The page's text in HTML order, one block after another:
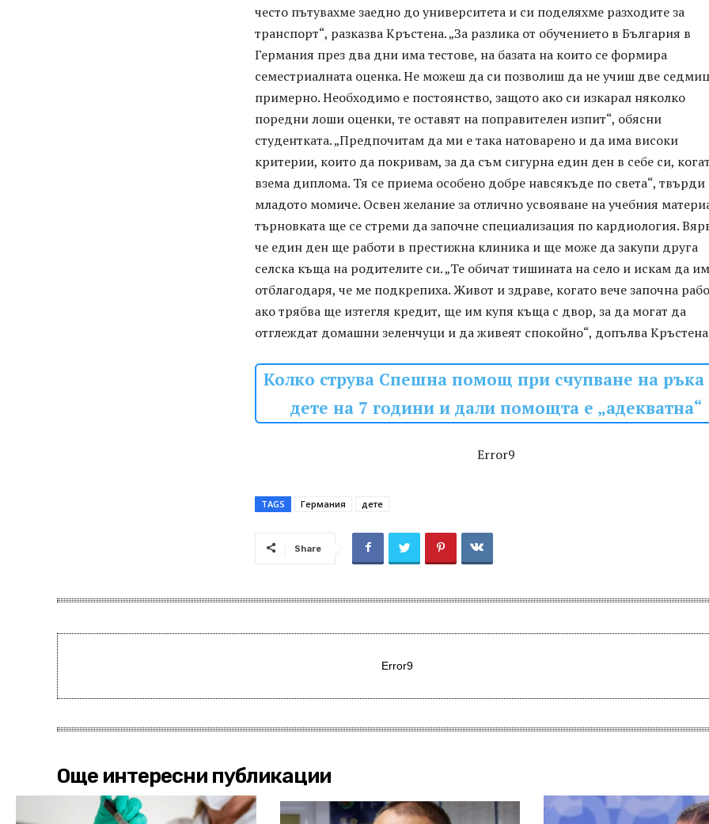
често пътувахме заедно до университета и си поделяхме разходите за
транспорт“, разказва Кръстена. „За разлика от обучението в България в
Германия през два дни има тестове, на базата на които се формира
семестриалната оценка. Не можеш да си позволиш да не учиш две
примерно. Необходимо е постоянство, защото ако си изкарал няколко
поредни лоши оценки, те оставят на поправителен изпит“, обясни
студентката. „Предпочитам да ми е така натоварено и да има високи
критерии, които да покривам, за да съм сигурна един ден в себе си,
взема диплома. Тя се приема особено добре навсякъде по света“, твърди
младото момиче. Освен желание за отлично усвояване на учебния
търновката ще се стреми да започне специализация по кардиология.
че един ден ще работи в престижна клиника и ще може да закупи друга
селска къща на родителите си. „Те обичат тишината на село и искам да
отблагодаря, че ме подкрепиха. Живот и здраве, когато вече започна
ако трябва ще изтегля кредит, ще им купя къща с двор, за да могат да
отглеждат домашни зеленчуци и да живеят спокойно“, допълва
Колко струва Спешна помощ при счупване на ръка
дете на 7 години и дали помощта е „адекватна“
Error9
TAGS Германия дете
Share
Error9
Още интересни публикации